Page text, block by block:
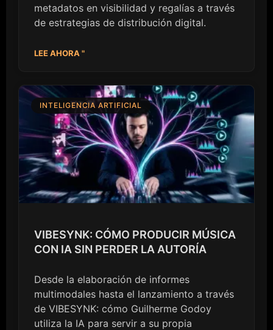
metadatos en visibilidad y regalías a través
de estrategias de distribución digital.
LEE AHORA "
INTELIGENCIA ARTIFICIAL
VIBESYNK: CÓMO PRODUCIR MÚSICA
CON IA SIN PERDER LA AUTORÍA
Desde la elaboración de informes
multimodales hasta el lanzamiento a través
de VIBESYNK: cómo Guilherme Godoy
utiliza la IA para servir a su propia